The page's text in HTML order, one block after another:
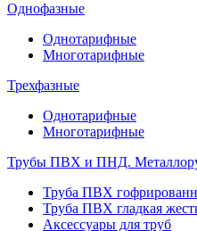
Однофазные
Однотарифные
Многотарифные
Трехфазные
Однотарифные
Многотарифные
Трубы ПВХ и ПНД.
Труба ПВХ
Труба ПВХ гладкая
Аксессуары для труб